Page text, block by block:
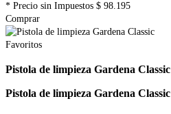
* Precio sin Impuestos $ 98.195
Comprar
Favoritos
Pistola de limpieza Gardena Classic
Pistola de limpieza Gardena Classic